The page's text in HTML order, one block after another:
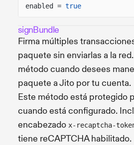
enabled = true
signBundle
Firma múltiples
paquete sin enviarlas a la
método cuando desees
paquete a Jito por tu cuenta.
Este método está protegido
cuando está configurado.
encabezado x-recaptcha-
tiene reCAPTCHA habilitado.